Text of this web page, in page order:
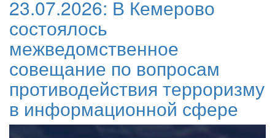
23.07.2026: В Кемерово
состоялось
межведомственное
совещание по вопросам
противодействия терроризму
в информационной сфере